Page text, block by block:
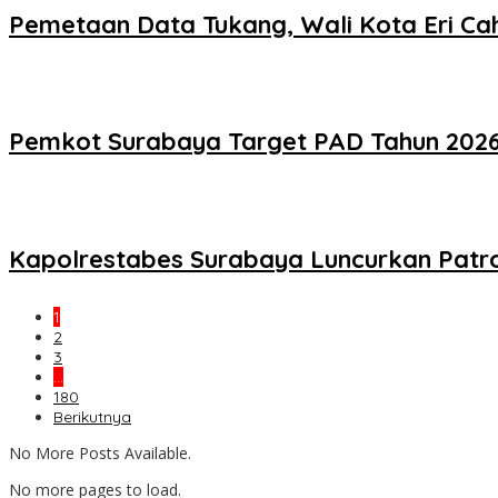
Pemetaan Data Tukang, Wali Kota Eri
Pemkot Surabaya Target PAD Tahun
Kapolrestabes Surabaya Luncurkan
1
2
3
…
180
Berikutnya
No More Posts Available.
No more pages to load.